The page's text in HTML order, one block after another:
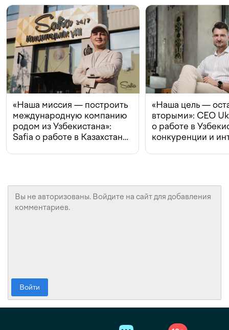
«Наша миссия — построить
международную компанию
родом из Узбекистана»:
Safia о работе в Казахстане,
«Наша цель —
вторыми»: CEO
о работе в
конкуренции и
Войти